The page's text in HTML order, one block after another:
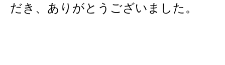
だき、ありがとうございました。